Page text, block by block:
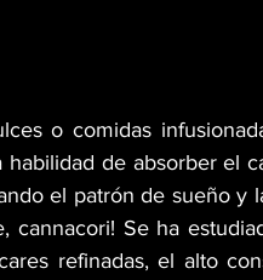
o comidas
habilidad de absorber el
el patrón de sueño y
cannacori! Se ha
refinadas, el alto